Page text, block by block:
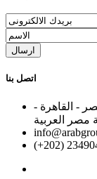
ارسال
اتصل بنا
نصر - القاهرة -
مصر العربية
(+202)